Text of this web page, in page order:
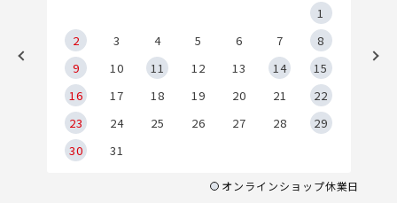
1
2
3 4 5 6 7
8
9
10 11 12 13 14
15
16
17 18 19 20 21
22
23
24 25 26 27 28
29
30
31
オンラインショップ休業日